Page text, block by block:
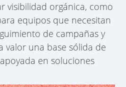
visibilidad orgánica, como
equipos que necesitan
de campañas y
valor una base sólida de
apoyada en soluciones